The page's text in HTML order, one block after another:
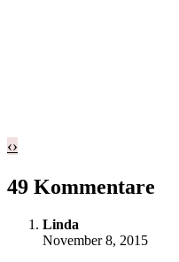
‹›
49 Kommentare
Linda
November 8, 2015